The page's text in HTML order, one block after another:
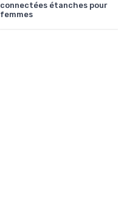
connectées étanches pour
femmes